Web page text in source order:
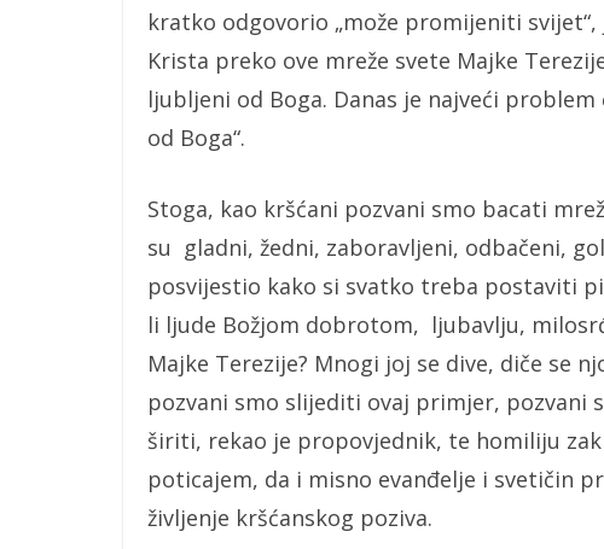
kratko odgovorio „može promijeniti
Krista preko ove mreže svete Majke
ljubljeni od Boga. Danas je najveći
od Boga“.
Stoga, kao kršćani pozvani smo bacati
su gladni, žedni, zaboravljeni, odbačeni,
posvijestio kako si svatko treba postaviti
li ljude Božjom dobrotom, ljubavlju,
Majke Terezije? Mnogi joj se dive, diče se
pozvani smo slijediti ovaj primjer, pozvani
širiti, rekao je propovjednik, te homiliju
poticajem, da i misno evanđelje i svetičin
življenje kršćanskog poziva.